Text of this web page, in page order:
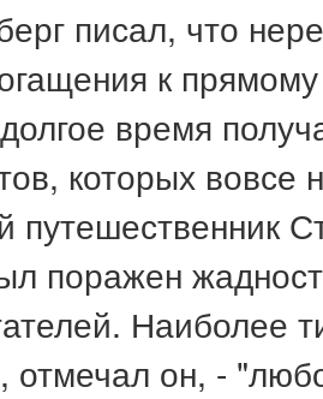
писал, что
к
время
которых вовсе
путешественник
поражен
Наиболее
отмечал он, -